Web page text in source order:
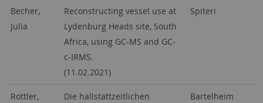
Becher,
Julia
Reconstructing vessel use at
Lydenburg Heads site, South
Africa, using GC-MS and GC-
c-IRMS.
(11.02.2021)
Spiteri
Rottler,
Die hallstattzeitlichen
Bartelheim